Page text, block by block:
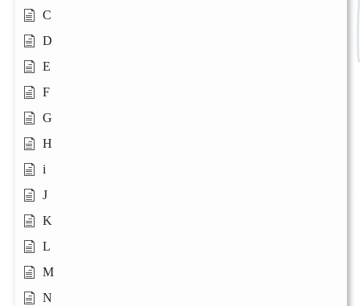
C
D
E
F
G
H
i
J
K
L
M
N